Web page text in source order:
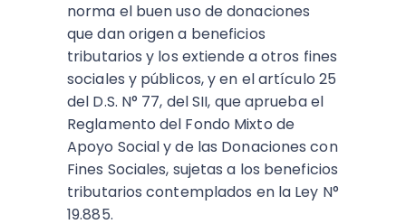
norma el buen uso de donaciones
que dan origen a beneficios
tributarios y los extiende a otros fines
sociales y públicos, y en el artículo 25
del D.S. N° 77, del SII, que aprueba el
Reglamento del Fondo Mixto de
Apoyo Social y de las Donaciones con
Fines Sociales, sujetas a los beneficios
tributarios contemplados en la Ley N°
19.885.